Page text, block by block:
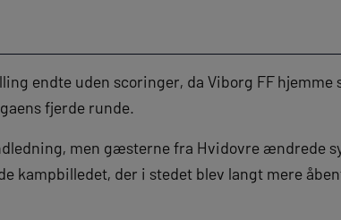
endte uden scoringer, da Viborg FF hjemme
fjerde runde.
men gæsterne fra Hvidovre ændrede
kampbilledet, der i stedet blev langt mere